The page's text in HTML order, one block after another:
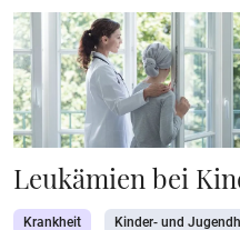
Leukämien bei
Krankheit Kinder- und